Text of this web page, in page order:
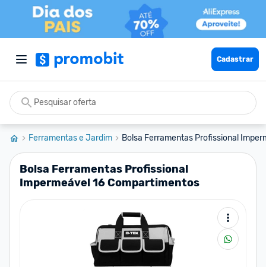
Cadastrar
Ferramentas e Jardim Bolsa Ferramentas Profissional
Bolsa Ferramentas Profissional
Impermeável 16 Compartimentos